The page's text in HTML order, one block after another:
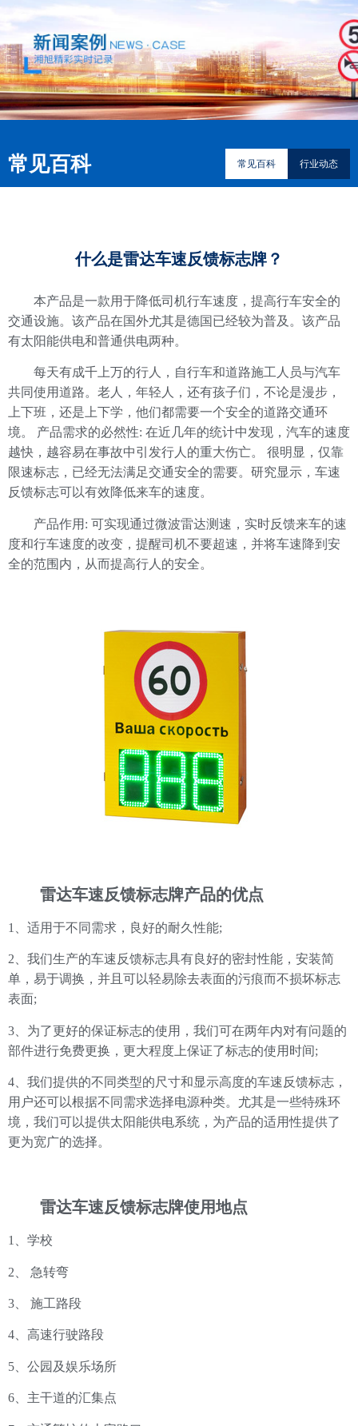
常见百科 常见百科 行业动态
什么是雷达车速反馈标志牌？
本产品是一款用于降低司机行车速度，提高行车安全的
交通设施。该产品在国外尤其是德国已经较为普及。该产品
有太阳能供电和普通供电两种。
每天有成千上万的行人，自行车和道路施工人员与汽车
共同使用道路。老人，年轻人，还有孩子们，不论是漫步，
上下班，还是上下学，他们都需要一个安全的道路交通环
境。 产品需求的必然性: 在近几年的统计中发现，汽车的速度
越快，越容易在事故中引发行人的重大伤亡。 很明显，仅靠
限速标志，已经无法满足交通安全的需要。研究显示，车速
反馈标志可以有效降低来车的速度。
产品作用: 可实现通过微波雷达测速，实时反馈来车的速
度和行车速度的改变，提醒司机不要超速，并将车速降到安
全的范围内，从而提高行人的安全。
雷达车速反馈标志牌产品的优点
1、 适用于不同需求，良好的耐久性能;
2、 我们生产的车速反馈标志具有良好的密封性能，安装简
单，易于调换，并且可以轻易除去表面的污痕而不损坏标志
表面;
3、 为了更好的保证标志的使用，我们可在两年内对有问题的
部件进行免费更换，更大程度上保证了标志的使用时间;
4、 我们提供的不同类型的尺寸和显示高度的车速反馈标志，
用户还可以根据不同需求选择电源种类。尤其是一些特殊环
境，我们可以提供太阳能供电系统，为产品的适用性提供了
更为宽广的选择。
雷达车速反馈标志牌使用地点
1、 学校
2、 急转弯
3、 施工路段
4、 高速行驶路段
5、 公园及娱乐场所
6、 主干道的汇集点